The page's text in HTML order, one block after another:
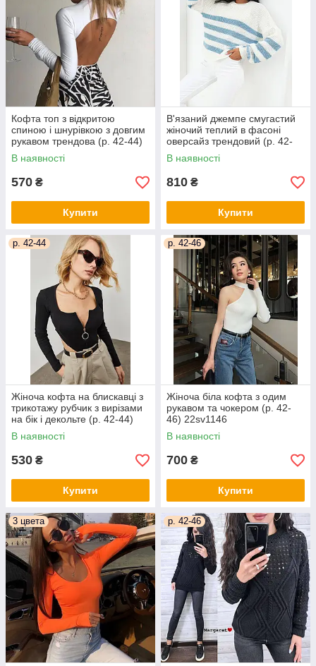
Кофта топ з відкритою
спиною і шнурівкою з довгим
рукавом трендова (р. 42-44)
36041112
В наявності
570 ₴
Купити
В'язаний джемпе смугастий
жіночий теплий в фасоні
оверсайз трендовий (р. 42-
46) 4041164
В наявності
810 ₴
Купити
р. 42-44
Жіноча кофта на блискавці з
трикотажу рубчик з вирізами
на бік і декольте (р. 42-44)
68041350
В наявності
530 ₴
Купити
р. 42-46
Жіноча біла кофта з одим
рукавом та чокером (р. 42-
46) 22sv1146
В наявності
700 ₴
Купити
3 цвета р. 42-46